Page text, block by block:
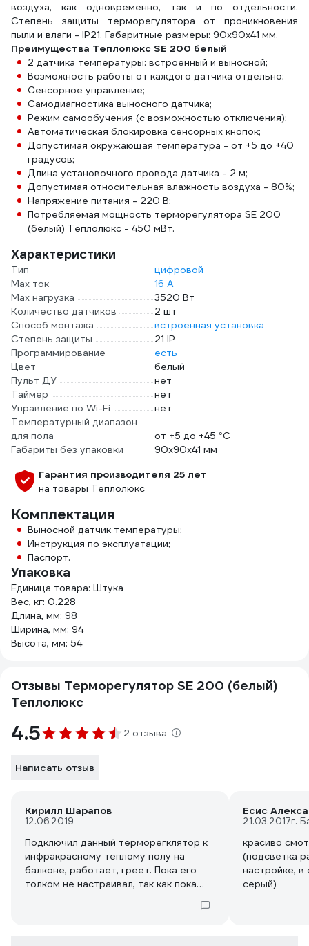
воздуха, как одновременно, так и по отдельности.
Степень защиты терморегулятора от проникновения
пыли и влаги - IP21. Габаритные размеры: 90x90x41 мм.
Преимущества Теплолюкс SE 200 белый
2 датчика температуры: встроенный и выносной;
Возможность работы от каждого датчика отдельно;
Сенсорное управление;
Самодиагностика выносного датчика;
Режим самообучения (с возможностью отключения);
Автоматическая блокировка сенсорных кнопок;
Допустимая окружающая температура - от +5 до +40
градусов;
Длина установочного провода датчика - 2 м;
Допустимая относительная влажность воздуха - 80%;
Напряжение питания - 220 В;
Потребляемая мощность терморегулятора SE 200
(белый) Теплолюкс - 450 мВт.
Характеристики
Тип
цифровой
Max ток
16 А
Max нагрузка
3520 Вт
Количество датчиков
2 шт
Способ монтажа
встроенная установка
Степень защиты
21 IP
Программирование
есть
Цвет
белый
Пульт ДУ
нет
Таймер
нет
Управление по Wi-Fi
нет
Температурный диапазон
для пола
от +5 до +45 °С
Габариты без упаковки
90х90х41 мм
Гарантия производителя 25 лет
на товары Теплолюкс
Комплектация
Выносной датчик температуры;
Инструкция по эксплуатации;
Паспорт.
Упаковка
Единица товара: Штука
Вес, кг: 0.228
Длина, мм: 98
Ширина, мм: 94
Высота, мм: 54
Отзывы Терморегулятор SE 200 (белый)
Теплолюкс
4.5 2 отзыва
Написать отзыв
Кирилл Шарапов
12.06.2019
Подключил данный терморегклятор к
инфракрасному теплому полу на
балконе, работает, греет. Пока его
толком не настраивал, так как пока
Есис
21.03.2017г.
красиво
(подсветка
настройке,
серый)